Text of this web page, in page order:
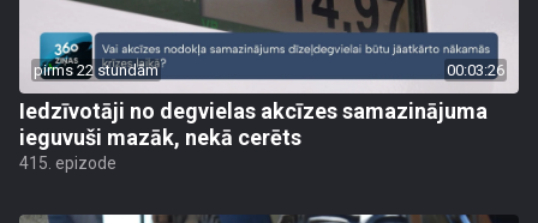
pirms 22 stundām 00:03:26
Iedzīvotāji no degvielas akcīzes samazinājuma
ieguvuši mazāk, nekā cerēts
415. epizode